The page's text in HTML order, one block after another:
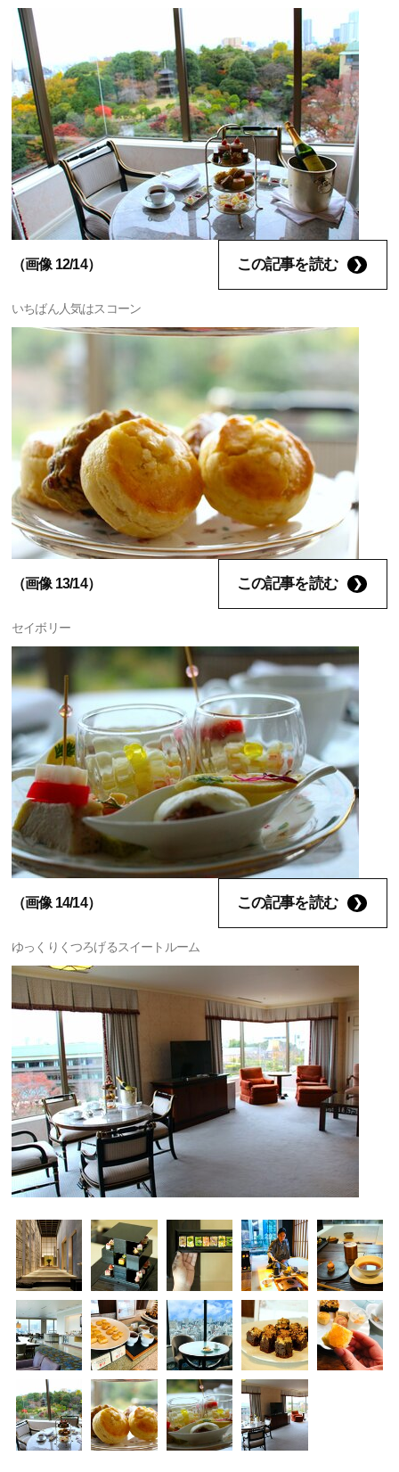
（画像 12/14） この記事を読む
いちばん人気はスコーン
（画像 13/14） この記事を読む
セイボリー
（画像 14/14） この記事を読む
ゆっくりくつろげるスイートルーム